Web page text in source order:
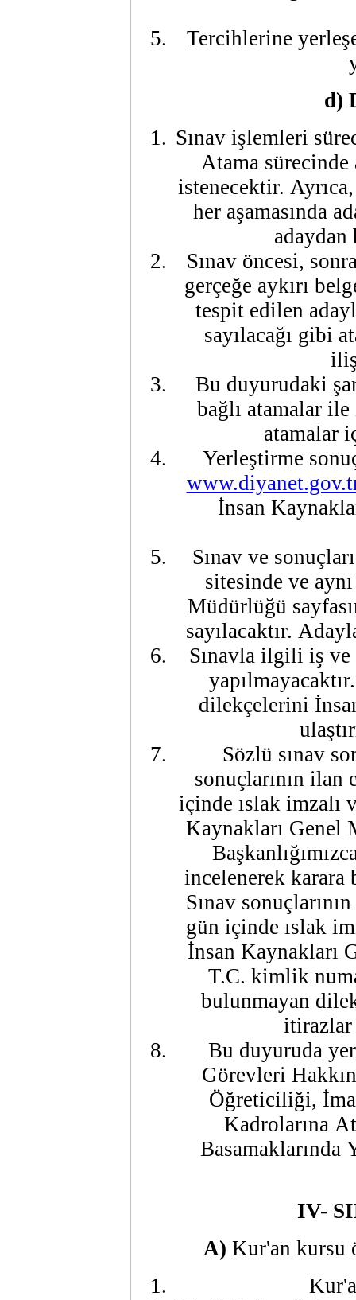
Tercihlerine
d)
Sınav işlemleri
Atama sürecinde
istenecektir.
her aşamasında
Sınav öncesi,
gerçeğe aykırı
tespit edilen
sayılacağı gibi
Bu duyurudaki
bağlı atamalar
atamalar
Yerleştirme
İnsan
Sınav ve
sitesinde ve
Müdürlüğü
sayılacaktır.
Sınavla ilgili iş
dilekçelerini
Sözlü sınav
sonuçlarının
içinde ıslak imzalı
Kaynakları Genel
incelenerek
Sınav
gün içinde ıslak
İnsan Kaynakları
T.C. kimlik
bulunmayan
itirazlar
Bu duyuruda
Görevleri
Öğreticiliği,
Kadrolarına
IV-
A) Kur'an kursu